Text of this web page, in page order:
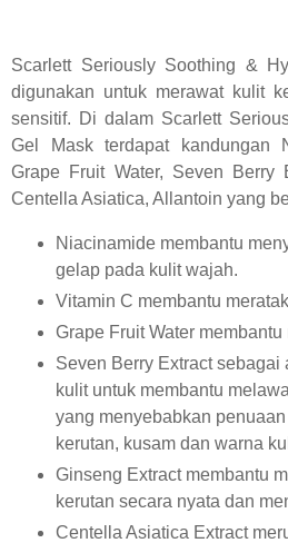
Scarlett Seriously Soothing &
digunakan untuk merawat kulit
sensitif. Di dalam Scarlett
Gel Mask terdapat kandungan
Grape Fruit Water, Seven Berry
Centella Asiatica, Allantoin yang
Niacinamide membantu
gelap pada kulit wajah.
Vitamin C membantu
Grape Fruit Water
Seven Berry Extract sebagai
kulit untuk membantu
yang menyebabkan
kerutan, kusam dan warna
Ginseng Extract membantu
kerutan secara nyata dan
Centella Asiatica Extract